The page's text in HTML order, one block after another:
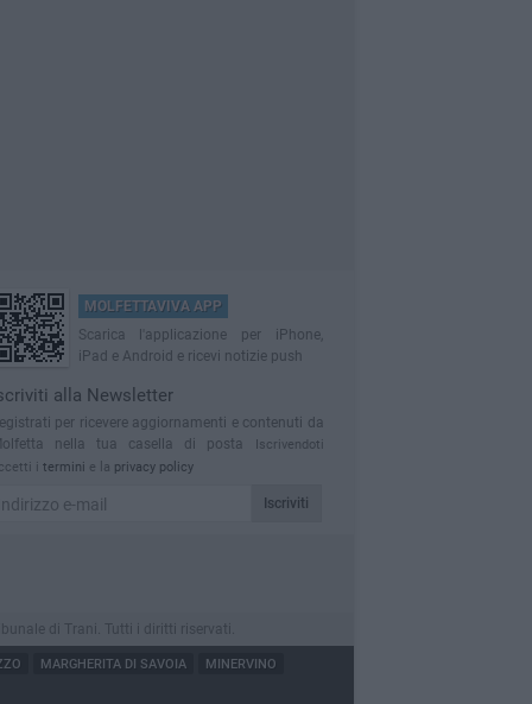
MOLFETTAVIVA APP
Scarica l'applicazione per iPhone,
iPad e Android e ricevi notizie push
alla Newsletter
per ricevere aggiornamenti e contenuti da
nella tua casella di posta
Iscrivendoti
i termini e la privacy policy
Iscriviti
di Trani. Tutti i diritti riservati.
MARGHERITA DI SAVOIA
MINERVINO